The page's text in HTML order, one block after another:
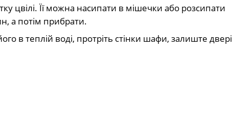
цвілі. Її можна насипати в мішечки або розсипати
а потім прибрати.
в теплій воді, протріть стінки шафи, залиште двері